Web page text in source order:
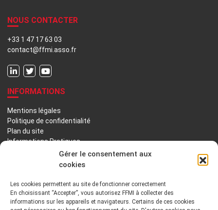
Gérer le consentement aux
cookies
Les cookies permettent au site de fonctionner correctement
En choisissant “Accepter”, vous autorisez FFMI à collecter des
informations sur les appareils et navigateurs. Certains de ces cookies
NOUS CONTACTER
+33 1 47 17 63 03
contact@ffmi.asso.fr
INFORMATIONS
Mentions légales
Politique de confidentialité
Plan du site
Informations Pratiques
PRÉSENTATION NOTRE HISTOIRE